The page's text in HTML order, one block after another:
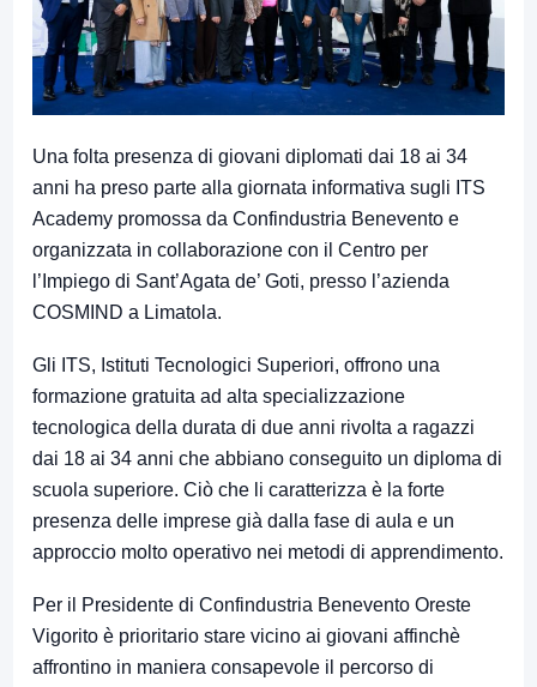
Una folta presenza di giovani diplomati dai 18 ai 34
anni ha preso parte alla giornata informativa sugli ITS
Academy promossa da Confindustria Benevento e
organizzata in collaborazione con il Centro per
l’Impiego di Sant’Agata de’ Goti, presso l’azienda
COSMIND a Limatola.
Gli ITS, Istituti Tecnologici Superiori, offrono una
formazione gratuita ad alta specializzazione
tecnologica della durata di due anni rivolta a ragazzi
dai 18 ai 34 anni che abbiano conseguito un diploma di
scuola superiore. Ciò che li caratterizza è la forte
presenza delle imprese già dalla fase di aula e un
approccio molto operativo nei metodi di apprendimento.
Per il Presidente di Confindustria Benevento Oreste
Vigorito è prioritario stare vicino ai giovani affinchè
affrontino in maniera consapevole il percorso di